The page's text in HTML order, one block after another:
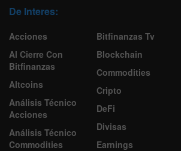
De Interes:
Acciones
Al Cierre Con
Bitfinanzas
Altcoins
Análisis Técnico
Acciones
Análisis Técnico
Commodities
Bitfinanzas Tv
Blockchain
Commodities
Cripto
DeFi
Divisas
Earnings